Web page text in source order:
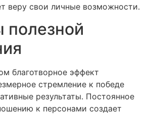
веру свои личные возможности.
благотворное эффект
стремление к победе
результаты. Постоянное
к персонами создает